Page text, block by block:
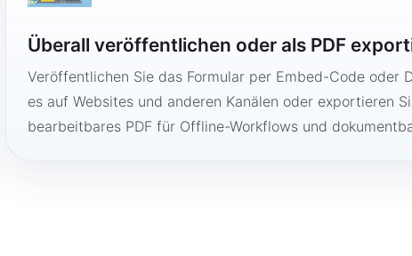
Überall veröffentlichen oder als PDF
Veröffentlichen Sie das Formular per Embed-Code oder
es auf Websites und anderen Kanälen oder exportieren
bearbeitbares PDF für Offline-Workflows und